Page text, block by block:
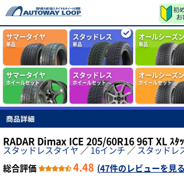
サマータイヤ
単品
スタッドレス
単品
オールシーズン
単品
サマータイヤ
ホイールセット
スタッドレス
ホイールセット
オールシーズン
ホイールセット
商品詳細
RADAR Dimax ICE 205/60R16 96T XL ｽﾀｯ
スタッドレスタイヤ ／ 16インチ ／ スタッドレ
総合評価
4.48 (47件のレビューを見る